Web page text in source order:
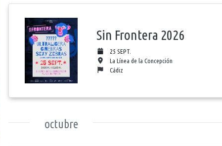
Sin Frontera 2026
25 SEPT.
La Línea de la Concepción
Cádiz
octubre